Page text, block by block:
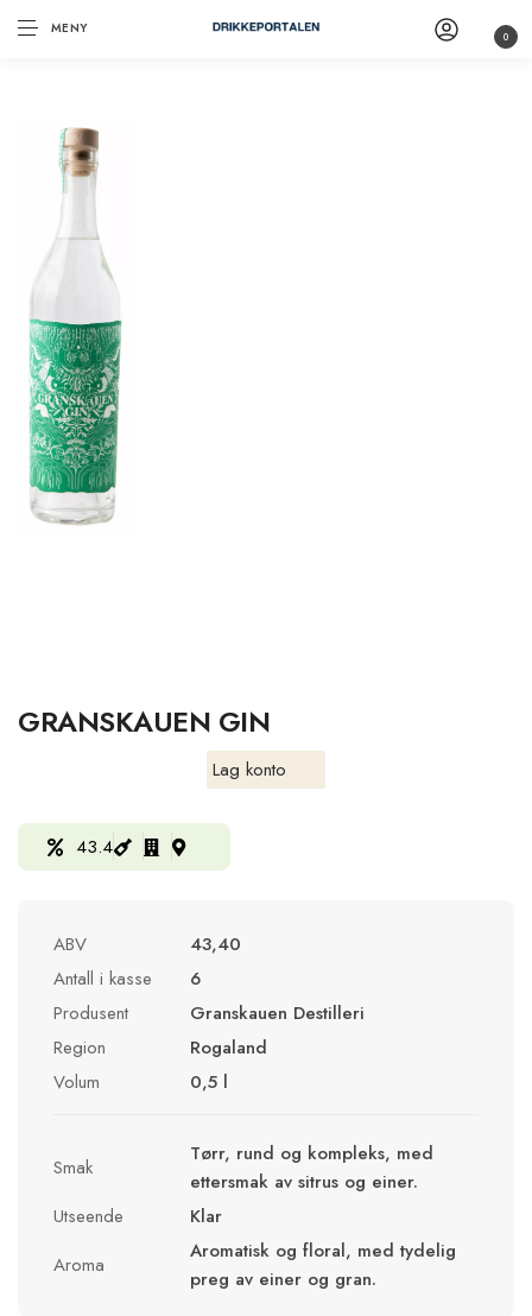
MENY 0
GRANSKAUEN GIN
Lag konto
43.4
ABV
43,40
Antall i kasse
6
Produsent
Granskauen Destilleri
Region
Rogaland
Volum
0,5 l
Smak
Tørr, rund og kompleks, med
ettersmak av sitrus og einer.
Utseende
Klar
Aroma
Aromatisk og floral, med tydelig
preg av einer og gran.